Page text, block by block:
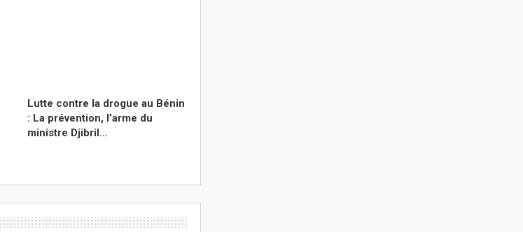
Lutte contre la drogue au Bénin
: La prévention, l’arme du
ministre Djibril…